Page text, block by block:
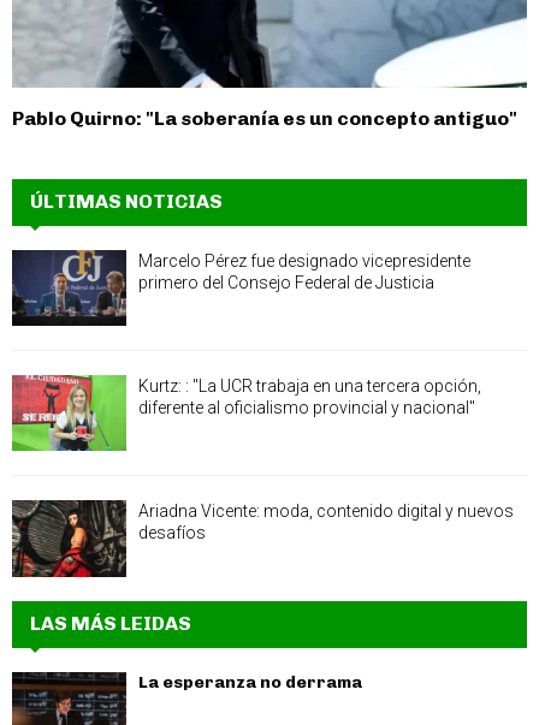
Pablo Quirno: "La soberanía es un concepto antiguo"
ÚLTIMAS NOTICIAS
Marcelo Pérez fue designado vicepresidente
primero del Consejo Federal de Justicia
Kurtz: : "La UCR trabaja en una tercera opción,
diferente al oficialismo provincial y nacional"
Ariadna Vicente: moda, contenido digital y nuevos
desafíos
LAS MÁS LEIDAS
La esperanza no derrama